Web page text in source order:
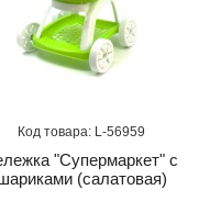
56959
"Супермаркет" с
(салатовая)